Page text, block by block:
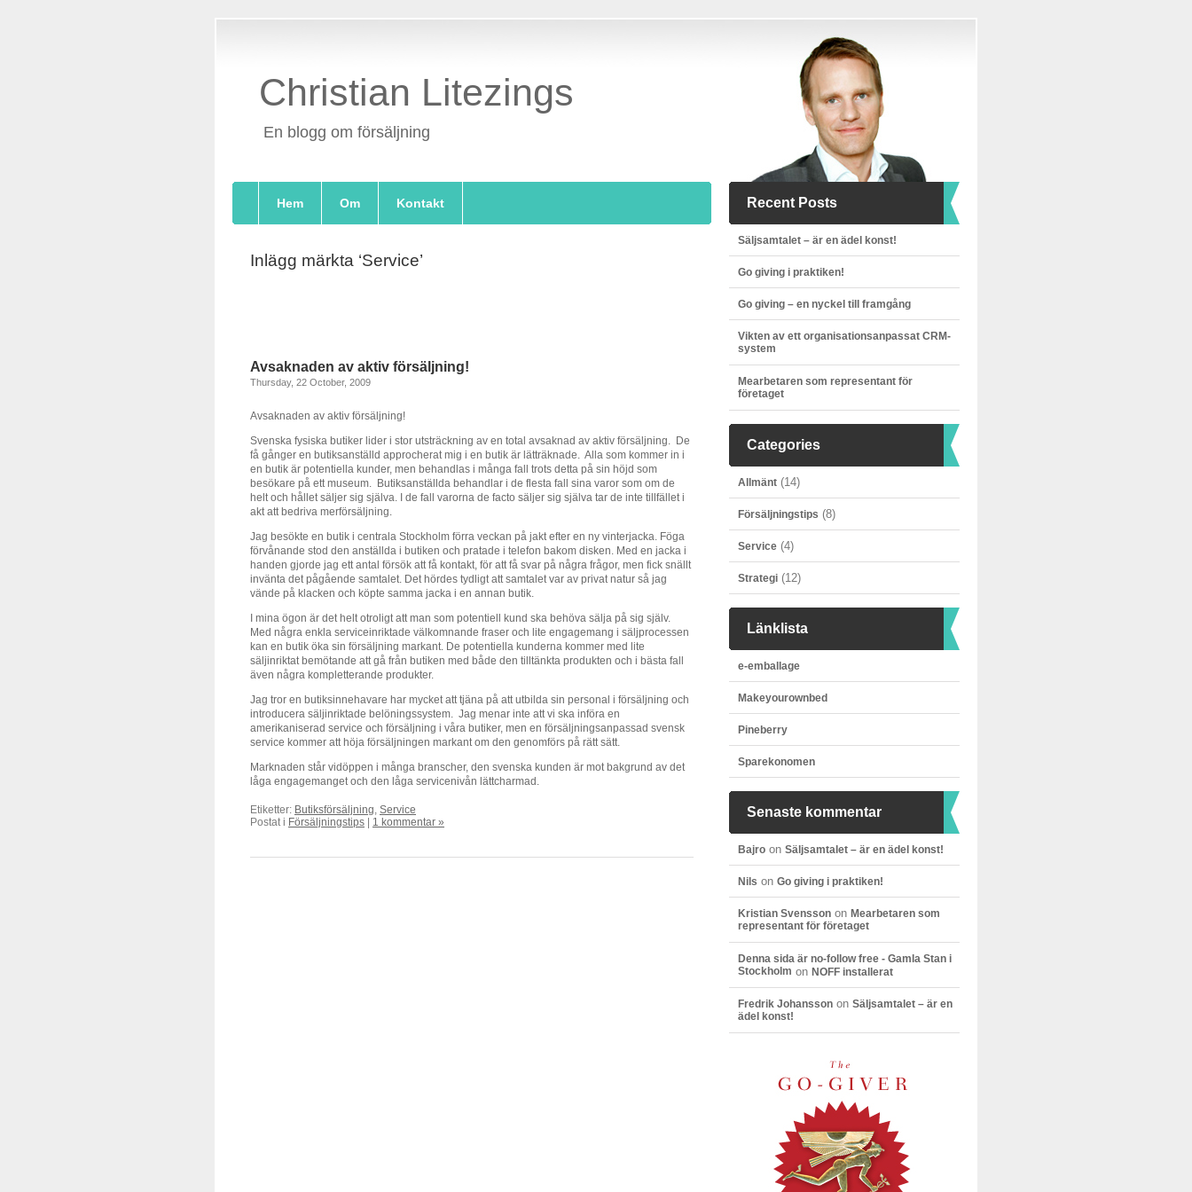
Christian Litezings
En blogg om försäljning
Recent Posts
Säljsamtalet – är en ädel konst!
Go giving i praktiken!
Go giving – en nyckel till framgång
Vikten av ett organisationsanpassat CRM-
system
Mearbetaren som representant för
företaget
Categories
Allmänt (14)
Försäljningstips (8)
Service (4)
Strategi (12)
Länklista
e-emballage
Makeyourownbed
Pineberry
Sparekonomen
Senaste kommentar
Bajro on Säljsamtalet – är en ädel konst!
Nils on Go giving i praktiken!
Kristian Svensson on Mearbetaren som
representant för företaget
Denna sida är no-follow free - Gamla Stan i
Stockholm on NOFF installerat
Fredrik Johansson on Säljsamtalet – är en
ädel konst!
Hem Om Kontakt
Inlägg märkta ‘Service’
Avsaknaden av aktiv försäljning!
Thursday, 22 October, 2009
Avsaknaden av aktiv försäljning!
Svenska fysiska butiker lider i stor utsträckning av en total avsaknad av aktiv försäljning. De
få gånger en butiksanställd approcherat mig i en butik är lätträknade. Alla som kommer in i
en butik är potentiella kunder, men behandlas i många fall trots detta på sin höjd som
besökare på ett museum. Butiksanställda behandlar i de flesta fall sina varor som om de
helt och hållet säljer sig själva. I de fall varorna de facto säljer sig själva tar de inte tillfället i
akt att bedriva merförsäljning.
Jag besökte en butik i centrala Stockholm förra veckan på jakt efter en ny vinterjacka. Föga
förvånande stod den anställda i butiken och pratade i telefon bakom disken. Med en jacka i
handen gjorde jag ett antal försök att få kontakt, för att få svar på några frågor, men fick snällt
invänta det pågående samtalet. Det hördes tydligt att samtalet var av privat natur så jag
vände på klacken och köpte samma jacka i en annan butik.
I mina ögon är det helt otroligt att man som potentiell kund ska behöva sälja på sig själv.
Med några enkla serviceinriktade välkomnande fraser och lite engagemang i säljprocessen
kan en butik öka sin försäljning markant. De potentiella kunderna kommer med lite
säljinriktat bemötande att gå från butiken med både den tilltänkta produkten och i bästa fall
även några kompletterande produkter.
Jag tror en butiksinnehavare har mycket att tjäna på att utbilda sin personal i försäljning och
introducera säljinriktade belöningssystem. Jag menar inte att vi ska införa en
amerikaniserad service och försäljning i våra butiker, men en försäljningsanpassad svensk
service kommer att höja försäljningen markant om den genomförs på rätt sätt.
Marknaden står vidöppen i många branscher, den svenska kunden är mot bakgrund av det
låga engagemanget och den låga servicenivån lättcharmad.
Etiketter: Butiksförsäljning, Service
Postat i Försäljningstips 1 kommentar »